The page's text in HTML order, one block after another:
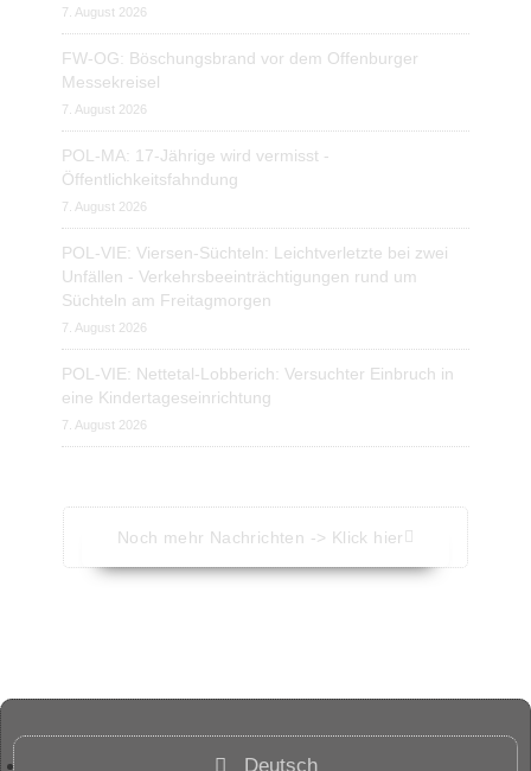
7. August 2026
FW-OG: Böschungsbrand vor dem Offenburger
Messekreisel
7. August 2026
POL-MA: 17-Jährige wird vermisst -
Öffentlichkeitsfahndung
7. August 2026
POL-VIE: Viersen-Süchteln: Leichtverletzte bei zwei
Unfällen - Verkehrsbeeinträchtigungen rund um
Süchteln am Freitagmorgen
7. August 2026
POL-VIE: Nettetal-Lobberich: Versuchter Einbruch in
eine Kindertageseinrichtung
7. August 2026
Noch mehr Nachrichten -> Klick hier
Deutsch